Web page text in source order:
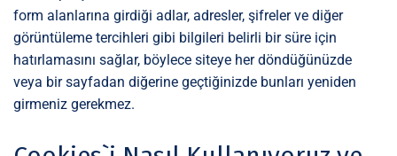
form alanlarına girdiği adlar, adresler, şifreler ve diğer
görüntüleme tercihleri gibi bilgileri belirli bir süre için
hatırlamasını sağlar, böylece siteye her döndüğünüzde
veya bir sayfadan diğerine geçtiğinizde bunları yeniden
girmeniz gerekmez.